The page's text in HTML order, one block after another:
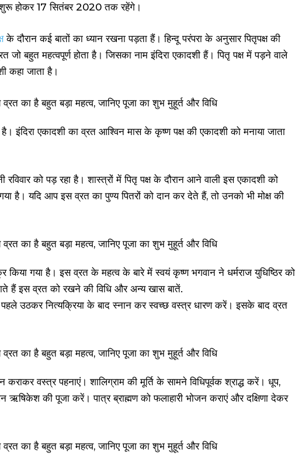
होकर 17 सितंबर 2020 तक रहेंगे।
के दौरान कई बातों का ध्यान रखना पड़ता हैं। हिन्दू परंपरा के अनुसार पितृपक्ष की
जो बहुत महत्वपूर्ण होता है। जिसका नाम इंदिरा एकादशी हैं। पितृ पक्ष में पड़ने वाले
कहा जाता है।
इंदिरा एकादशी का व्रत आश्विन मास के कृष्‍ण पक्ष की एकादशी को मनाया जाता
रविवार को पड़ रहा है। शास्त्रों में पितृ पक्ष के दौरान आने वाली इस एकादशी को
गया है। यदि आप इस व्रत का पुण्य पितरों को दान कर देते हैं, तो उनको भी मोक्ष की
किया गया है। इस व्रत के महत्‍व के बारे में स्‍वयं कृष्‍ण भगवान ने धर्मराज युधिष्ठिर को
हैं इस व्रत को रखने की विधि और अन्‍य खास बातें.
पहले उठकर नित्यक्रिया के बाद स्‍नान कर स्‍वच्‍छ वस्‍त्र धारण करें। इसके बाद व्रत
वस्‍त्र पहनाएं। शालिग्राम की मूर्ति के सामने विधिपूर्वक श्राद्ध करें। धूप,
ऋषिकेश की पूजा करें। पात्र ब्राह्मण को फलाहारी भोजन कराएं और दक्षिणा देकर